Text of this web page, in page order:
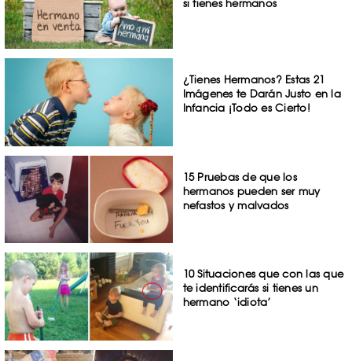
si tienes hermanos
¿Tienes Hermanos? Estas 21
Imágenes te Darán Justo en la
Infancia ¡Todo es Cierto!
15 Pruebas de que los
hermanos pueden ser muy
nefastos y malvados
10 Situaciones que con las que
te identificarás si tienes un
hermano ‘idiota’